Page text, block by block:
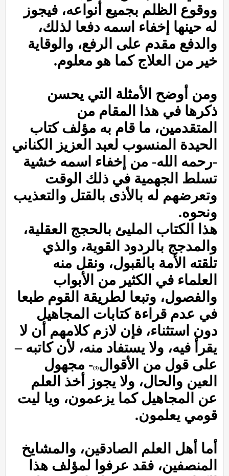
ووقوع الظلم بجميع أنواعه، فيجوز
له حينها إخفاء اسمه دفعا لذلك،
والدفع مقدم على الرفع، والوقاية
خير من العلاج كما هو معلوم.
ومن أوضح الأمثلة التي يحسن
ذكرها في هذا المقام من
المتقدمين، ما قام به مؤلف كتاب
الحيدة المنسوب لعبد العزيز الكناني
-رحمه الله- من إخفاء اسمه خشية
تسلط الجهمية في ذلك الوقت
وتعرضهم له بالأذى بالقتل والتعذيب
ونحوه.
هذا الكتاب المليئ بالحجج العقلية،
والمدجج بالردود القوية، والذي
تلقته الأمة بالقبول، ونقل منه
العلماء في الكثير من الأبواب
والفصول، وتبعا لطريقة القوم طبعا
في عدم قراءة كتابات المجاهيل
دون استثناء، فإن لازم كلامهم أن لا
يقرأ فيه، ولا يستفاد منه، لأن كاتبه –
على قول من الأقوال(3)
- مجهول
العين والحال، ولا يجوز أخذ العلم
عن المجاهيل كما يزعمون، ويا ليت
قومي يعلمون.
أما أهل العلم الصادقين، والمشايخ
المنصفين، فقد عرفوا لمؤلف هذا